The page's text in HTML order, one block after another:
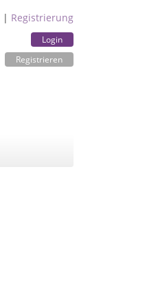
| Registrierung
Login
Registrieren